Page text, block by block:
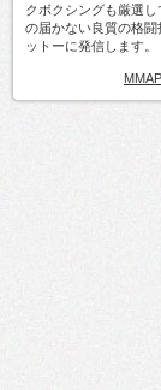
クボクシングも厳選
の届かない良質の格
ットーに発信します。